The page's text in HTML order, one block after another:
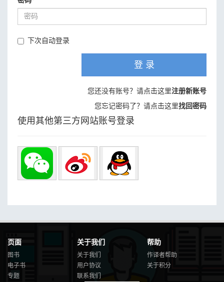
下次自动登录
登 录
您还没有账号？请点击这里注册新账号
您忘记密码了？请点击这里找回密码
使用其他第三方网站账号登录
页面
图书
电子书
专题
关于我们
关于我们
用户协议
联系我们
帮助
作译者帮助
关于积分